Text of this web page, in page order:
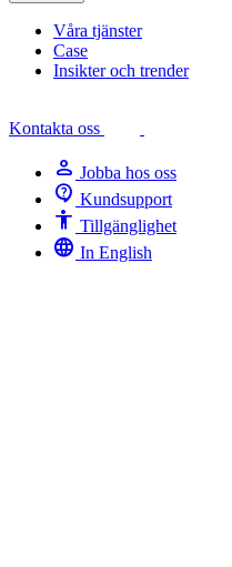
Våra tjänster
Case
Insikter och trender
Kontakta oss
person Jobba hos oss
contact_support Kundsupport
Accessibility Tillgänglighet
language In English